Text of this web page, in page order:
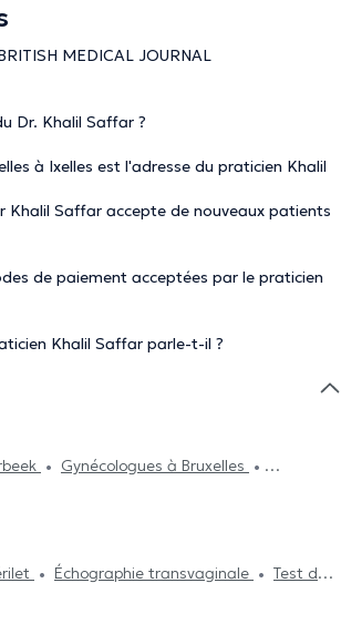
MEDICAL JOURNAL
Dr. Khalil Saffar ?
à Ixelles est l'adresse du praticien Khalil
Khalil Saffar accepte de nouveaux patients
de paiement acceptées par le praticien
Khalil Saffar parle-t-il ?
Gynécologues à Bruxelles
à Anderlecht
Gynécologues à Jette
Gynécologues à
Échographie transvaginale
Test de